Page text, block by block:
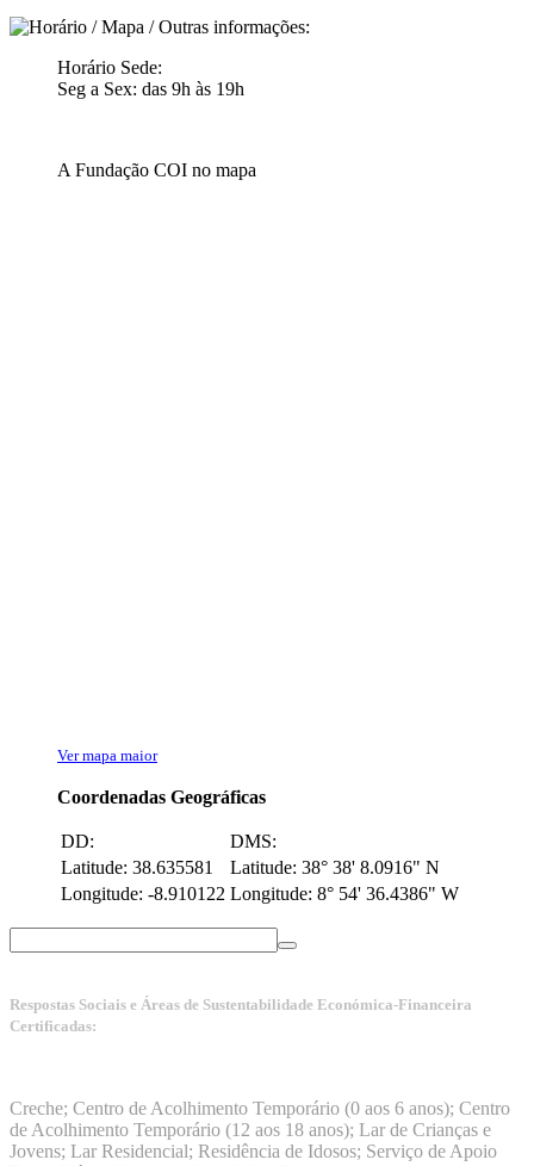
Horário Sede:
Seg a Sex: das 9h às 19h
A Fundação COI no mapa
Ver mapa maior
Coordenadas Geográficas
DD:
DMS:
Latitude: 38.635581
Latitude: 38° 38' 8.0916" N
Longitude: -8.910122 Longitude: 8° 54' 36.4386" W
Respostas Sociais e Áreas de Sustentabilidade Económica-Financeira
Certificadas:
Creche; Centro de Acolhimento Temporário (0 aos 6 anos); Centro
de Acolhimento Temporário (12 aos 18 anos); Lar de Crianças e
Jovens; Lar Residencial; Residência de Idosos; Serviço de Apoio